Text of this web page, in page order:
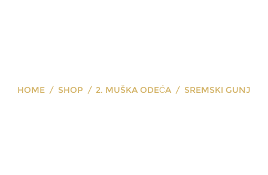
HOME SHOP 2. MUŠKA ODEĆA SREMSKI GUNJ